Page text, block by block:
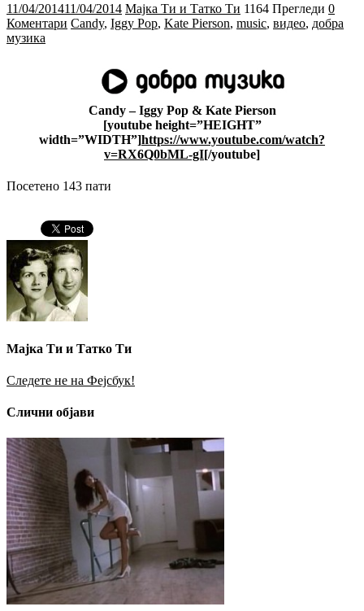
11/04/201411/04/2014 Мајка Ти и Татко Ти 1164 Прегледи 0
Коментари Candy, Iggy Pop, Kate Pierson, music, видео, добра
музика
Candy – Iggy Pop & Kate Pierson
[youtube height=”HEIGHT”
width=”WIDTH”]https://www.youtube.com/watch?
v=RX6Q0bML-gI[/youtube]
Посетено 143 пати
Мајка Ти и Татко Ти
Следете не на Фејсбук!
Слични објави